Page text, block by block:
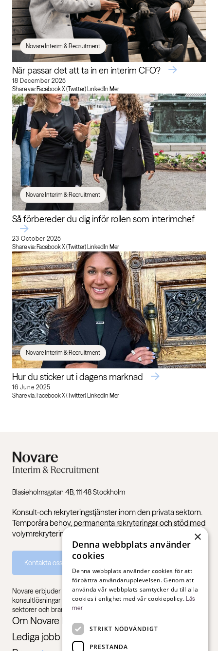
Novare Interim & Recruitment
När passar det att ta in en interim CFO?
18 December 2025
Share via: Facebook X (Twitter) LinkedIn Mer
Novare Interim & Recruitment
Så förbereder du dig inför rollen som interimchef
23 October 2025
Share via: Facebook X (Twitter) LinkedIn Mer
Novare Interim & Recruitment
Hur du sticker ut i dagens marknad
16 June 2025
Share via: Facebook X (Twitter) LinkedIn Mer
Blasieholmsgatan 4B, 111 48 Stockholm
Konsult-och rekryteringstjänster inom den privata sektorn.
Temporära behov, permanenta rekryteringar och stöd med
volymrekryteringar.
Kontakta oss
Novare erbjuder specialistkompetens inom rekrytering,
konsultlösningar och ledarskapsutbildningar, gentemot alla
sektorer och branscher – från första jobb till chefsnivå.
Om Novare Interim & Recruitment
Lediga jobb
×
Denna webbplats använder
cookies
Denna webbplats använder cookies för att
förbättra användarupplevelsen. Genom att
använda vår webbplats samtycker du till alla
cookies i enlighet med vår cookiepolicy. Läs
mer
STRIKT NÖDVÄNDIGT
PRESTANDA